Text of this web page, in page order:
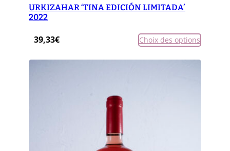
URKIZAHAR ‘TINA EDICIÓN LIMITADA’
2022
39,33€ Choix des options